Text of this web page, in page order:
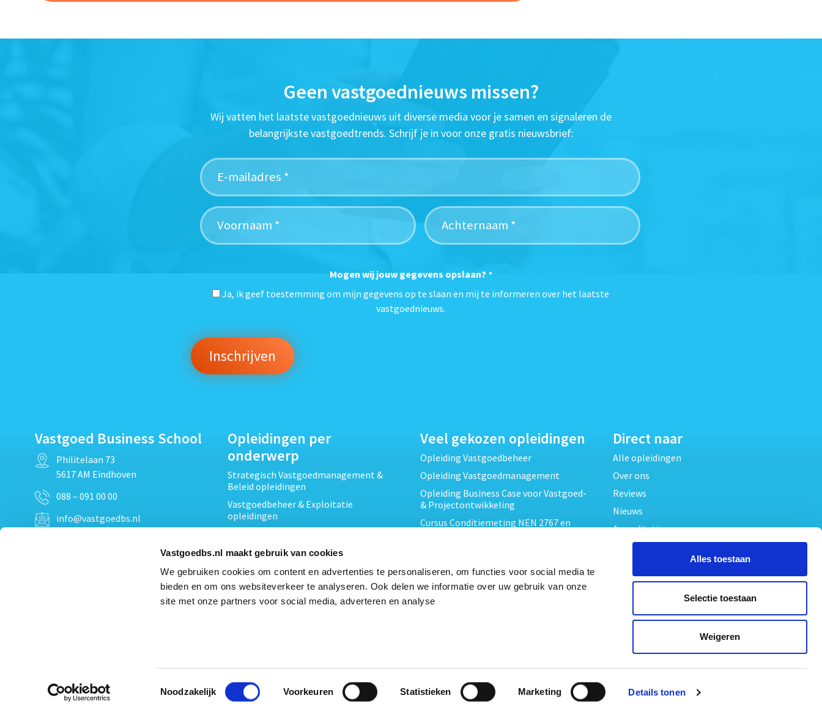
Vastgoedbs.nl maakt gebruik van cookies
We gebruiken cookies om content en advertenties te personaliseren, om functies voor social media te
bieden en om ons websiteverkeer te analyseren. Ook delen we informatie over uw gebruik van onze
site met onze partners voor social media, adverteren en analyse
Toestemmingsselectie
Noodzakelijk Voorkeuren Statistieken Marketing Details tonen
Alles toestaan
Selectie toestaan
Weigeren
Geen vastgoednieuws missen?
Wij vatten het laatste vastgoednieuws uit diverse media voor je samen en signaleren de
belangrijkste vastgoedtrends. Schrijf je in voor onze gratis nieuwsbrief:
Mogen wij jouw gegevens opslaan? *
Ja, ik geef toestemming om mijn gegevens op te slaan en mij te informeren over het laatste
vastgoednieuws.
Vastgoed Business School
Philitelaan 73
5617 AM Eindhoven
088 – 091 00 00
info@vastgoedbs.nl
Opleidingen per
onderwerp
Strategisch Vastgoedmanagement &
Beleid opleidingen
Vastgoedbeheer & Exploitatie
opleidingen
Projectontwikkeling &
Techniek, Onderhoud & Inspectie
Opleidingen
Verduurzaming en Energieprestatie
Veel gekozen opleidingen
Opleiding Vastgoedbeheer
Opleiding Vastgoedmanagement
Opleiding Business Case voor Vastgoed-
& Projectontwikkeling
Cursus Conditiemeting NEN 2767 en
Cursus EP-W Basis Woningen
Opleiding Professioneel VvE-beheer
Opleiding Projectleider Vastgoed
Direct naar
Alle opleidingen
Over ons
Reviews
Nieuws
Accreditaties
Algemene voorwaarden
Privacy verklaring